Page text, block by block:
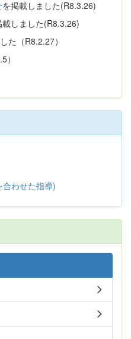
を掲載しました(R8.3.26)
載しました(R8.3.26)
た（R8.2.27）
）
わせた指導)